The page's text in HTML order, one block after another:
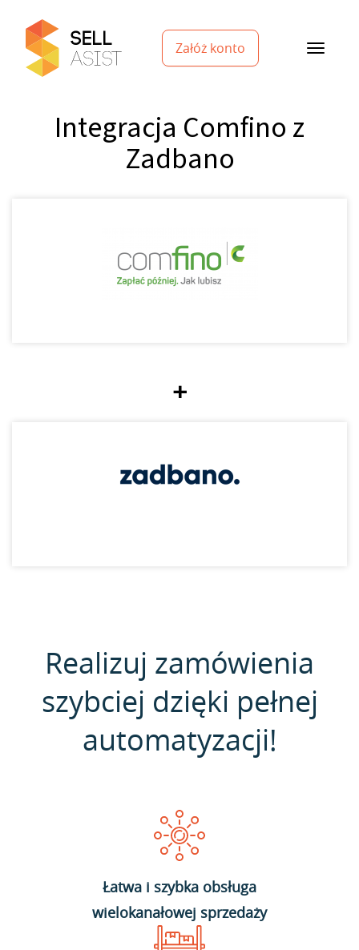
Załóż konto
Integracja Comfino z
Zadbano
+
Realizuj zamówienia
szybciej dzięki pełnej
automatyzacji!
Łatwa i szybka obsługa
wielokanałowej sprzedaży